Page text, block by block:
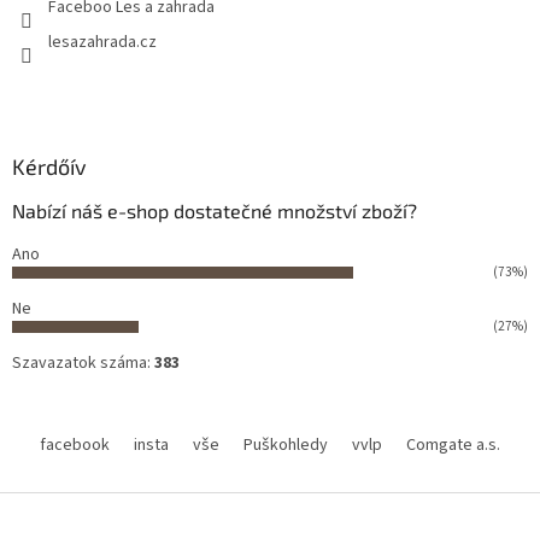
Faceboo Les a zahrada
lesazahrada.cz
Kérdőív
Nabízí náš e-shop dostatečné množství zboží?
Ano
(73%)
Ne
(27%)
Szavazatok száma: 383
facebook insta vše Puškohledy vvlp Comgate a.s.